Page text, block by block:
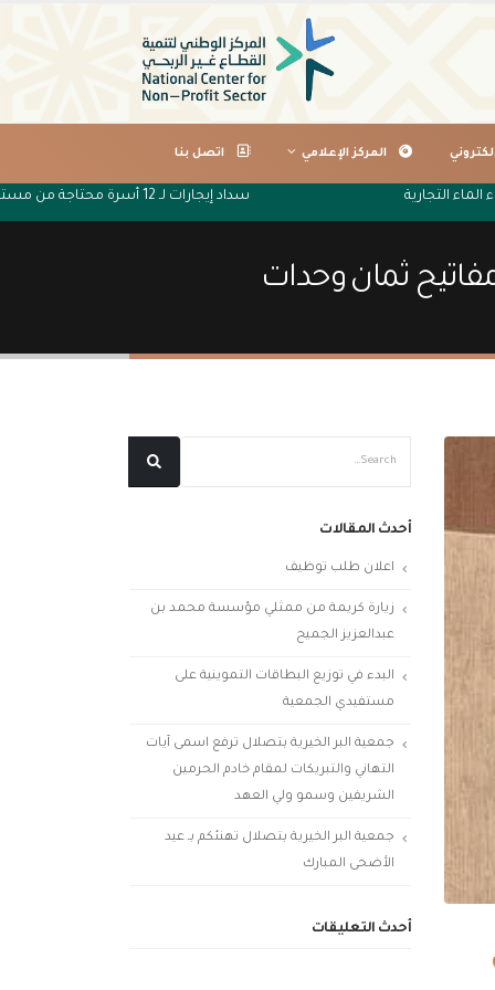
المركز الإعلامي اتصل بنا
سداد إيجارات لـ 12 أسرة محتاجة من مستفيدي جمعية البر الخيرية بتصلال التجارية
ثمان وحدات
أحدث المقالات
اعلان طلب توظيف
زيارة كريمة من ممثلي مؤسسة محمد بن
عبدالعزيز الجميح
البدء في توزيع البطاقات التموينية على
مستفيدي الجمعية
جمعية البر الخيرية بتصلال ترفع اسمى آيات
التهاني والتبريكات لمقام خادم الحرمين
الشريفين وسمو ولي العهد
جمعية البر الخيرية بتصلال تهنئكم بـ عيد
الأضحى المبارك
أحدث التعليقات